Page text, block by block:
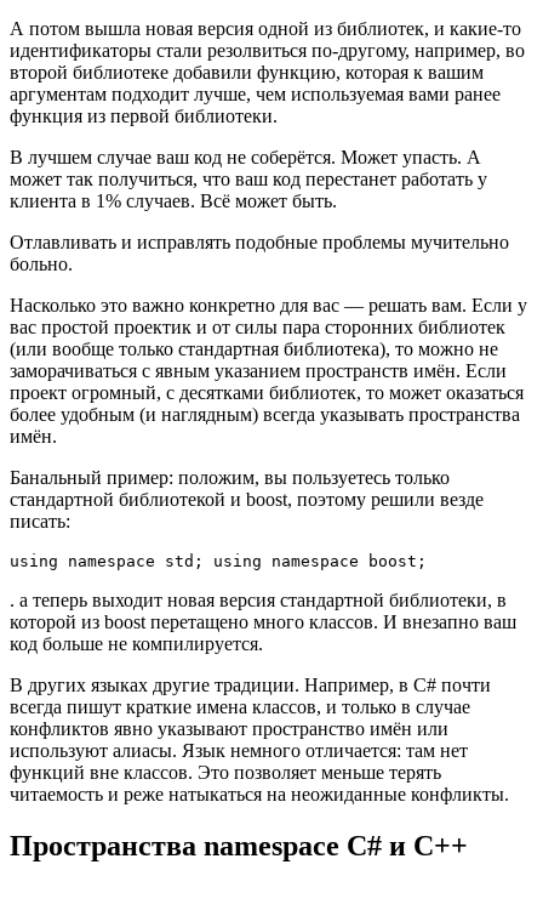
А потом вышла новая версия одной из библиотек, и какие-то
идентификаторы стали резолвиться по-другому, например, во
второй библиотеке добавили функцию, которая к вашим
аргументам подходит лучше, чем используемая вами ранее
функция из первой библиотеки.
В лучшем случае ваш код не соберётся. Может упасть. А
может так получиться, что ваш код перестанет работать у
клиента в 1% случаев. Всё может быть.
Отлавливать и исправлять подобные проблемы мучительно
больно.
Насколько это важно конкретно для вас — решать вам. Если у
вас простой проектик и от силы пара сторонних библиотек
(или вообще только стандартная библиотека), то можно не
заморачиваться с явным указанием пространств имён. Если
проект огромный, с десятками библиотек, то может оказаться
более удобным (и наглядным) всегда указывать пространства
имён.
Банальный пример: положим, вы пользуетесь только
стандартной библиотекой и boost, поэтому решили везде
писать:
using namespace std; using namespace boost;
. а теперь выходит новая версия стандартной библиотеки, в
которой из boost перетащено много классов. И внезапно ваш
код больше не компилируется.
В других языках другие традиции. Например, в C# почти
всегда пишут краткие имена классов, и только в случае
конфликтов явно указывают пространство имён или
используют алиасы. Язык немного отличается: там нет
функций вне классов. Это позволяет меньше терять
читаемость и реже натыкаться на неожиданные конфликты.
Пространства namespace C# и C++